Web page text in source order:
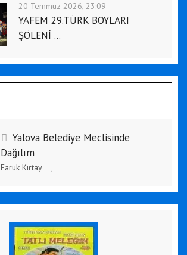
20 Temmuz 2026, 23:09
YAFEM 29.TÜRK BOYLARI
ŞÖLENİ ...
Yalova Belediye Meclisinde
Dağılım
Faruk Kırtay ,